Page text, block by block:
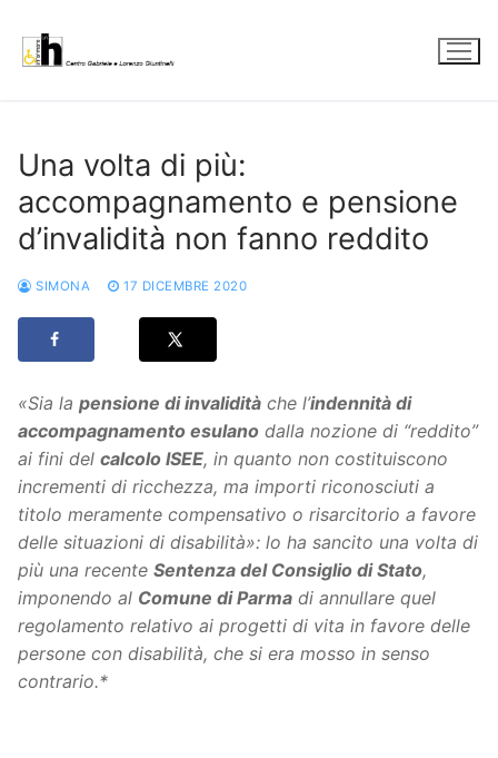
contenuto
Una volta di più:
accompagnamento e pensione
d’invalidità non fanno reddito
SIMONA 17 DICEMBRE 2020
«Sia la pensione di invalidità che l’indennità di
accompagnamento esulano dalla nozione di “reddito”
ai fini del calcolo ISEE, in quanto non costituiscono
incrementi di ricchezza, ma importi riconosciuti a
titolo meramente compensativo o risarcitorio a favore
delle situazioni di disabilità»: lo ha sancito una volta di
più una recente Sentenza del Consiglio di Stato,
imponendo al Comune di Parma di annullare quel
regolamento relativo ai progetti di vita in favore delle
persone con disabilità, che si era mosso in senso
contrario.*